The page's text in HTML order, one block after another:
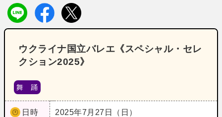
ウクライナ国立バレエ《スペシャル・セレ
クション2025》
舞 踊
日時
2025年7月27日（日）